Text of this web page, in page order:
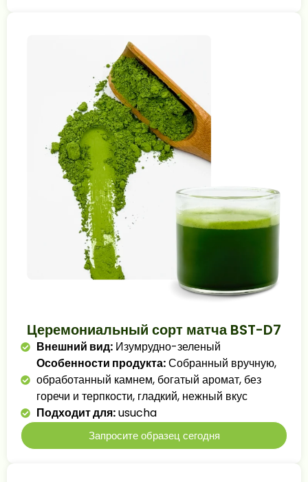
Церемониальный сорт матча BST-D7
Внешний вид:Изумрудно-зеленый
Особенности продукта:Собранный вручную,
обработанный камнем, богатый аромат, без
горечи и терпкости, гладкий, нежный вкус
Подходит для:usucha
Запросите образец сегодня